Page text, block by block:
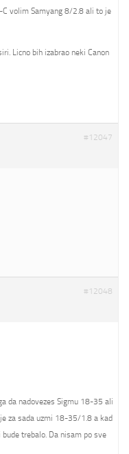
volim Samyang 8/2.8 ali to je
Licno bih izabrao neki Canon
#12047
#12048
da nadovezes Sigmu 18-35 ali
za sada uzmi 18-35/1.8 a kad
trebalo. Da nisam po sve